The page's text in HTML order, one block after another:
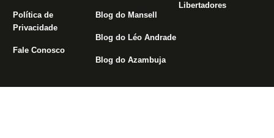
Política de
Privacidade
Fale Conosco
Blog do Mansell
Blog do Léo Andrade
Blog do Azambuja
Libertadores